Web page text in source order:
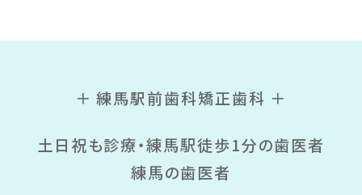
＋ 練馬駅前歯科矯正歯科 ＋
土日祝も診療・練馬駅徒歩1分の歯医者
練馬の歯医者